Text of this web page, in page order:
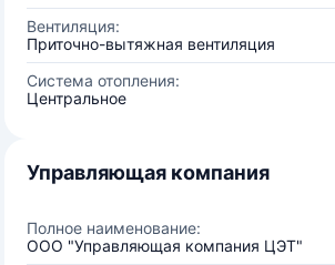
Вентиляция:
Приточно-вытяжная вентиляция
Система отопления:
Центральное
Управляющая компания
Полное наименование:
ООО "Управляющая компания ЦЭТ"